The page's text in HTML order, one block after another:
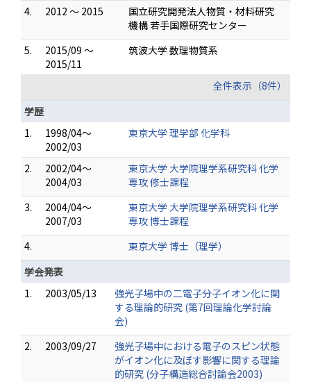
4.
2012 ～ 2015
国立研究開発法人物質・材料研究
機構 若手国際研究センター
5.
2015/09 ～
2015/11
筑波大学 数理物質系
全件表示（8件）
学歴
1.
1998/04～
2002/03
東京大学 理学部 化学科
2.
2002/04～
2004/03
東京大学 大学院理学系研究科 化学
専攻 修士課程
3.
2004/04～
2007/03
東京大学 大学院理学系研究科 化学
専攻 博士課程
4.
東京大学 博士（理学）
学会発表
1.
2003/05/13
強光子場中の二電子分子イオン化に関
する理論的研究 (第7回理論化学討論
会)
2.
2003/09/27
強光子場中における電子のスピン状態
がイオン化に及ぼす影響に関する理論
的研究 (分子構造総合討論会2003)